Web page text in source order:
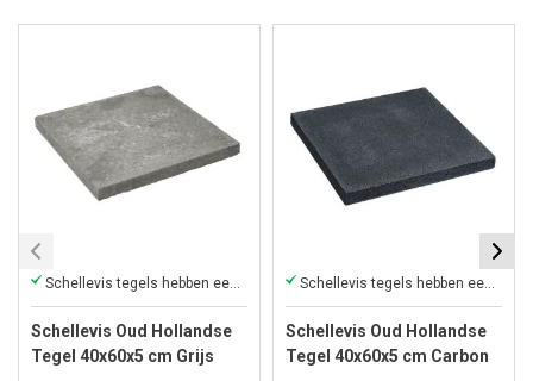
Schellevis tegels hebben een unieke uitstraling
Schellevis Oud Hollandse
Tegel 40x60x5 cm Grijs
Schellevis tegels hebben een unieke uitstraling
Schellevis Oud Hollandse
Tegel 40x60x5 cm Carbon